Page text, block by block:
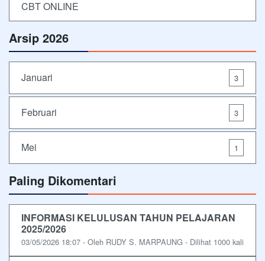
CBT ONLINE
Arsip 2026
Januari 3
Februari 3
Mei 1
Paling Dikomentari
INFORMASI KELULUSAN TAHUN PELAJARAN
2025/2026
03/05/2026 18:07 - Oleh RUDY S. MARPAUNG - Dilihat 1000 kali